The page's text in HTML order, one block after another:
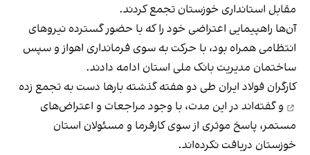
مقابل استانداری خوزستان تجمع کردند.
آن‌ها راهپیمایی اعتراضی خود را که با حضور گسترده نیروهای
انتظامی همراه بود، با حرکت به سوی فرمانداری اهواز و سپس
ساختمان مدیریت بانک ملی استان ادامه دادند.
کارگران فولاد ایران طی دو هفته گذشته بارها دست به تجمع زده
و گفته‌اند در این مدت، با وجود مراجعات و اعتراض‌های
مستمر، پاسخ موثری از سوی کارفرما و مسئولان استان
خوزستان دریافت نکرده‌اند.